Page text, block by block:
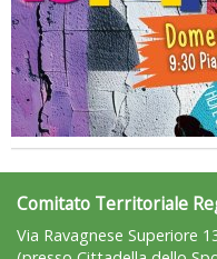
Comitato Territoriale
Via Ravagnese Superiore